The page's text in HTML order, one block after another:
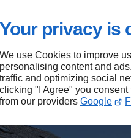
Your privacy is
We use Cookies to improve
personalising content and
traffic and optimizing social
clicking "I Agree" you
from our providers Google